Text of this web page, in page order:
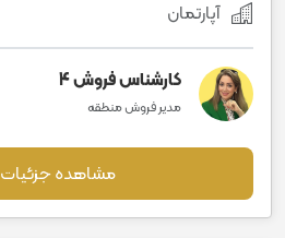
آپارتمان
کارشناس فروش 4
مدیر فروش منطقه
مشاهده جزئیات